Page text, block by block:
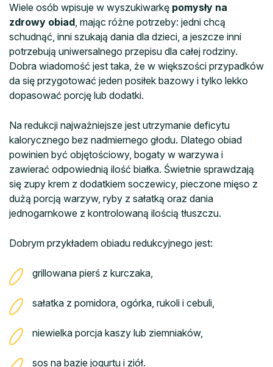
Wiele osób wpisuje w wyszukiwarkę pomysły na
zdrowy obiad, mając różne potrzeby: jedni chcą
schudnąć, inni szukają dania dla dzieci, a jeszcze inni
potrzebują uniwersalnego przepisu dla całej rodziny.
Dobra wiadomość jest taka, że w większości przypadków
da się przygotować jeden posiłek bazowy i tylko lekko
dopasować porcję lub dodatki.
Na redukcji najważniejsze jest utrzymanie deficytu
kalorycznego bez nadmiernego głodu. Dlatego obiad
powinien być objętościowy, bogaty w warzywa i
zawierać odpowiednią ilość białka. Świetnie sprawdzają
się zupy krem z dodatkiem soczewicy, pieczone mięso z
dużą porcją warzyw, ryby z sałatką oraz dania
jednogarnkowe z kontrolowaną ilością tłuszczu.
Dobrym przykładem obiadu redukcyjnego jest:
grillowana pierś z kurczaka,
sałatka z pomidora, ogórka, rukoli i cebuli,
niewielka porcja kaszy lub ziemniaków,
sos na bazie jogurtu i ziół.